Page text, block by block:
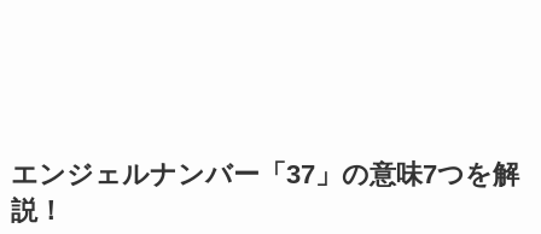
エンジェルナンバー「37」の意味7つを解
説！